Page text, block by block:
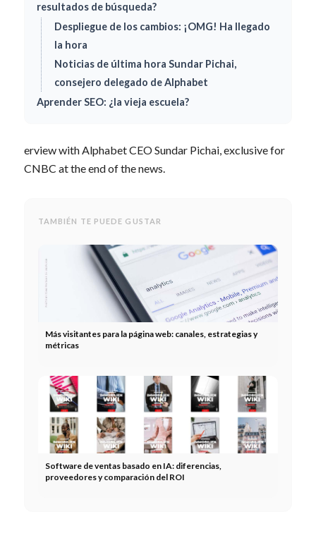
resultados de búsqueda?
Despliegue de los cambios: ¡OMG! Ha llegado
la hora
Noticias de última hora Sundar Pichai,
consejero delegado de Alphabet
Aprender SEO: ¿la vieja escuela?
erview with Alphabet CEO Sundar Pichai, exclusive for
CNBC at the end of the news.
TAMBIÉN TE PUEDE GUSTAR
Más visitantes para la página web: canales, estrategias y
métricas
Software de ventas basado en IA: diferencias,
proveedores y comparación del ROI